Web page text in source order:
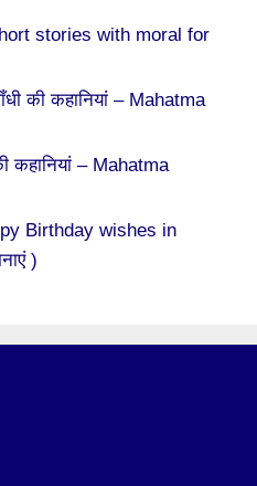
stories with moral for
की कहानियां – Mahatma
कहानियां – Mahatma
Birthday wishes in
)